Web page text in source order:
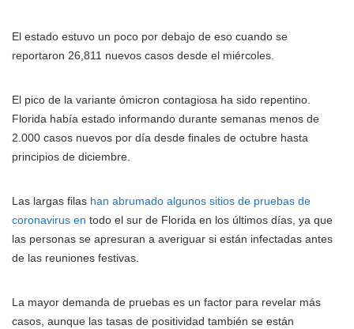
El estado estuvo un poco por debajo de eso cuando se
reportaron 26,811 nuevos casos desde el miércoles.
El pico de la variante ómicron contagiosa ha sido repentino.
Florida había estado informando durante semanas menos de
2.000 casos nuevos por día desde finales de octubre hasta
principios de diciembre.
Las largas filas han abrumado algunos sitios de pruebas de
coronavirus en todo el sur de Florida en los últimos días, ya que
las personas se apresuran a averiguar si están infectadas antes
de las reuniones festivas.
La mayor demanda de pruebas es un factor para revelar más
casos, aunque las tasas de positividad también se están